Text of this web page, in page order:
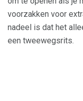
voorzakken voor
nadeel is dat het
een tweewegsrits.